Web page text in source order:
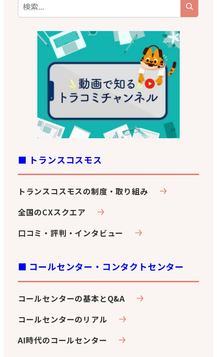
e
b
o
k
te
r
g
r
a
m
■ トランスコスモス
トランスコスモスの制度・取り組み
全国のCXスクエア
口コミ・評判・インタビュー
■ コールセンター・コンタクトセンター
コールセンターの基本とQ&A
コールセンターのリアル
AI時代のコールセンター